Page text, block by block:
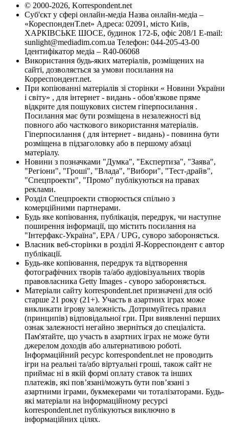
© 2000-2026, Korrespondent.net
Суб'єкт у сфері онлайн-медіа Назва онлайн-медіа –
«КореспонденТ.net» Адреса: 02091, місто Київ,
ХАРКІВСЬКЕ ШОСЕ, будинок 172-Б, офіс 208/1 E-mail:
sunlight@mediadim.com.ua Телефон: 044-205-43-00
Ідентифікатор медіа – R40-06068
Використання будь-яких матеріалів, розміщених на
сайті, дозволяється за умови посилання на
Корреспондент.net.
При копіюванні матеріалів зі сторінки « Новини України
і світу» , для інтернет - видань - обов'язкове пряме
відкрите для пошукових систем гіперпосилання .
Посилання має бути розміщена в незалежності від
повного або часткового використання матеріалів.
Гіперпосилання ( для інтернет - видань) - повинна бути
розміщена в підзаголовку або в першому абзаці
матеріалу.
Новини з позначками "Думка", "Експертиза", "Заява",
"Регіони", "Гроші", "Влада", "Вибори", "Тест-драйв",
"Спецпроекти", "Промо" публікуються на правах
реклами.
Розділ Спецпроекти створюється спільно з
комерційними партнерами.
Будь яке копіювання, публікація, передрук, чи наступне
поширення інформації, що містить посилання на
"Інтерфакс-Україна", EPA / UPG, суворо забороняється.
Власник веб-сторінки в розділі Я-Корреспондент є автор
публікації.
Будь-яке копіювання, передрук та відтворення
фотографічних творів та/або аудіовізуальних творів
правовласника Getty Images - суворо забороняється.
Матеріали сайту korrespondent.net призначені для осіб
старше 21 року (21+). Участь в азартних іграх може
викликати ігрову залежність. Дотримуйтесь правил
(принципів) відповідальної гри. При виявленні перших
ознак залежності негайно зверніться до спеціаліста.
Пам'ятайте, що участь в азартних іграх не може бути
джерелом доходів або альтернативою роботі.
Інформаційний ресурс korrespondent.net не проводить
ігри на реальні та/або віртуальні гроші, також сайт не
приймає ні в якій формі оплату ставок та інших
платежів, які пов’язані/можуть бути пов’язані з
азартними іграми, букмекерами чи тоталізаторами. Будь-
які матеріали на інформаційному ресурсі
korrespondent.net публікуються виключно в
інформаційних цілях.